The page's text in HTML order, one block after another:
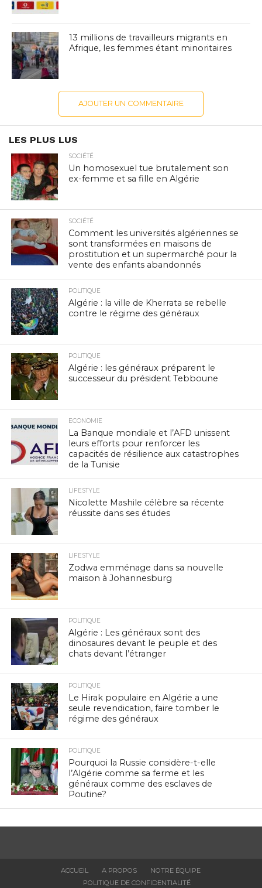
13 millions de travailleurs migrants en
Afrique, les femmes étant minoritaires
AJOUTER UN COMMENTAIRE
LES PLUS LUS
SOCIÉTÉ
Un homosexuel tue brutalement son
ex-femme et sa fille en Algérie
SOCIÉTÉ
Comment les universités algériennes se
sont transformées en maisons de
prostitution et un supermarché pour la
vente des enfants abandonnés
POLITIQUE
Algérie : la ville de Kherrata se rebelle
contre le régime des généraux
POLITIQUE
Algérie : les généraux préparent le
successeur du président Tebboune
ECONOMIE
La Banque mondiale et l’AFD unissent
leurs efforts pour renforcer les
capacités de résilience aux catastrophes
de la Tunisie
LIFESTYLE
Nicolette Mashile célèbre sa récente
réussite dans ses études
LIFESTYLE
Zodwa emménage dans sa nouvelle
maison à Johannesburg
POLITIQUE
Algérie : Les généraux sont des
dinosaures devant le peuple et des
chats devant l’étranger
POLITIQUE
Le Hirak populaire en Algérie a une
seule revendication, faire tomber le
régime des généraux
POLITIQUE
Pourquoi la Russie considère-t-elle
l’Algérie comme sa ferme et les
généraux comme des esclaves de
Poutine?
ACCUEIL A PROPOS
NOTRE ÉQUIPE
POLITIQUE DE CONFIDENTIALITÉ